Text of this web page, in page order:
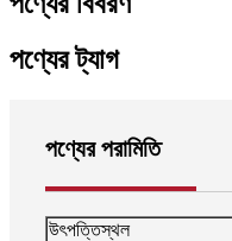
পণ্যের ট্যাগ
পণ্যের পরামিতি
উৎপত্তিস্থল